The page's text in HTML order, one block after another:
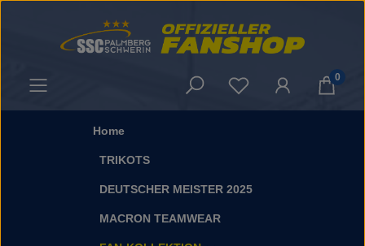
Zum Hauptinhalt springen
Du hast 0 0
Home
TRIKOTS
DEUTSCHER MEISTER 2025
MACRON TEAMWEAR